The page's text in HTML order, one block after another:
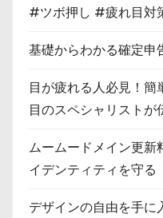
#ツボ押し #疲れ目対
基礎からわかる確定申
目が疲れる人必見！
目のスペシャリスト
ムームードメイン更新
イデンティティを守る
デザインの自由を手